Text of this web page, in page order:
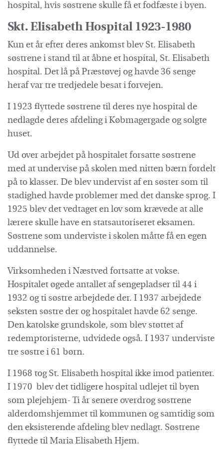
hospital, hvis søstrene skulle få et fodfæste i byen.
Skt. Elisabeth Hospital 1923-1980
Kun et år efter deres ankomst blev St. Elisabeth
søstrene i stand til at åbne et hospital, St. Elisabeth
hospital. Det lå på Præstøvej og havde 36 senge
heraf var tre tredjedele besat i forvejen.
I 1923 flyttede søstrene til deres nye hospital de
nedlagde deres afdeling i Købmagergade og solgte
huset.
Ud over arbejdet på hospitalet forsatte søstrene
med at undervise på skolen med nitten bærn fordelt
på to klasser. De blev undervist af en søster som til
stadighed havde problemer med det danske sprog. I
1925 blev det vedtaget en lov som krævede at alle
lærere skulle have en statsautoriseret eksamen.
Søstrene som underviste i skolen måtte få en egen
uddannelse.
Virksomheden i Næstved fortsatte at vokse.
Hospitalet øgede antallet af sengepladser til 44 i
1932 og ti søstre arbejdede der. I 1937 arbejdede
seksten søstre der og hospitalet havde 62 senge.
Den katolske grundskole, som blev støttet af
redemptoristerne, udvidede også. I 1937 underviste
tre søstre i 61 børn.
I 1968 tog St. Elisabeth hospital ikke imod patienter.
I 1970 blev det tidligere hospital udlejet til byen
som plejehjem- Ti år senere overdrog søstrene
alderdomshjemmet til kommunen og samtidig som
den eksisterende afdeling blev nedlagt. Søstrene
flyttede til Maria Elisabeth Hjem.